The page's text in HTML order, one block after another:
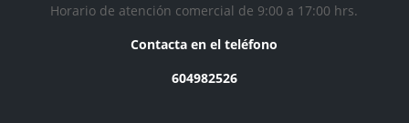
Horario de atención comercial de 9:00 a 17:00 hrs.
Contacta en el teléfono
604982526